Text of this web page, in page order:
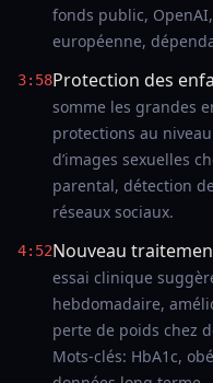
fonds public,
européenne,
3:58Protection des
somme les grandes
protections au
d’images sexuelles
parental, détection
réseaux sociaux.
4:52Nouveau
essai clinique
hebdomadaire,
perte de poids chez
Mots-clés: HbA1c,